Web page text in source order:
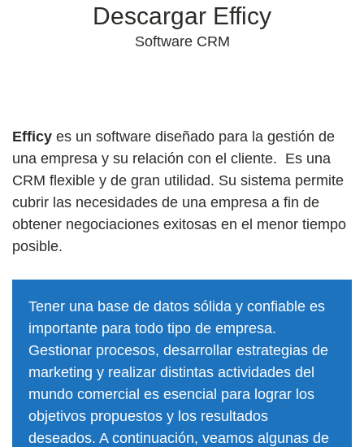
Descargar Efficy
Software CRM
Efficy es un software diseñado para la gestión de
una empresa y su relación con el cliente. Es una
CRM flexible y de gran utilidad. Su sistema permite
cubrir las necesidades de una empresa a fin de
obtener negociaciones exitosas en el menor tiempo
posible.
Tener una base de datos sólida y confiable es
importante para todo tipo de empresa.
Gestionar procesos, desarrollar estrategias de
marketing y realizar distintas actividades del
mundo comercial es esencial para lograr los
objetivos propuestos y los resultados
deseados. A continuación, veamos algunas de